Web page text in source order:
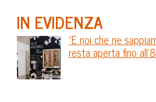
IN EVIDENZA
“E noi che ne
resta aperta fino